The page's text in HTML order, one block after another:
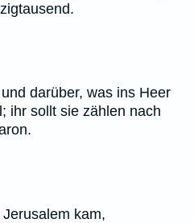
darüber, was ins Heer
ihr sollt sie zählen nach
kam,